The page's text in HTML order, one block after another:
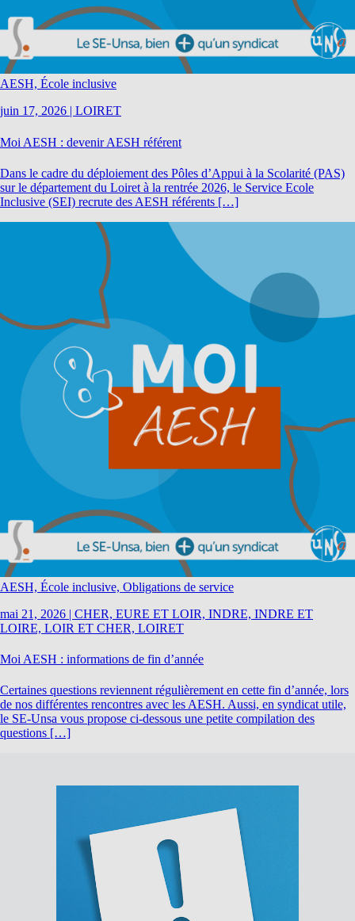
AESH, École inclusive
juin 17, 2026 | LOIRET
Moi AESH : devenir AESH référent
Dans le cadre du déploiement des Pôles d’Appui à la Scolarité (PAS)
sur le département du Loiret à la rentrée 2026, le Service Ecole
Inclusive (SEI) recrute des AESH référents […]
AESH, École inclusive, Obligations de service
mai 21, 2026 | CHER, EURE ET LOIR, INDRE, INDRE ET
LOIRE, LOIR ET CHER, LOIRET
Moi AESH : informations de fin d’année
Certaines questions reviennent régulièrement en cette fin d’année, lors
de nos différentes rencontres avec les AESH. Aussi, en syndicat utile,
le SE-Unsa vous propose ci-dessous une petite compilation des
questions […]